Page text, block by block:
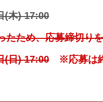
(木) 17:00
たため、応募締切り
(日) 17:00 ※応募は終